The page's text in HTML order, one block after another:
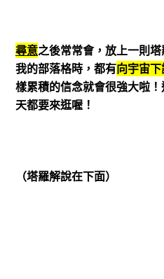
尋意之後常常會，放上一則
我的部落格時，都有向宇宙
樣累積的信念就會很強大啦！
天都要來逛喔！
（塔羅解說在下面）